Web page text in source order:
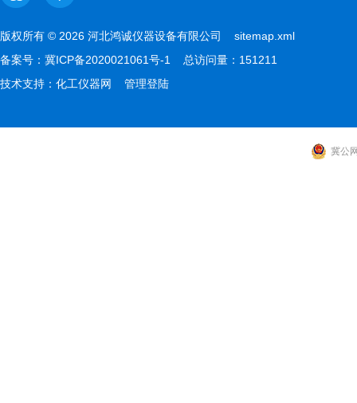
版权所有 © 2026 河北鸿诚仪器设备有限公司 sitemap.xml
备案号： 冀ICP备2020021061号-1
总访问量：151211
技术支持： 化工仪器网 管理登陆
冀公